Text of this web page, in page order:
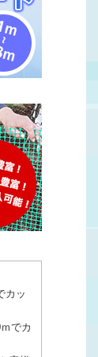
カッ
でカ